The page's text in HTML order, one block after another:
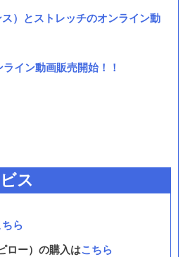
）とストレッチのオンライン動
イン動画販売開始！！
ス
ちら
ロー）の購入はこちら